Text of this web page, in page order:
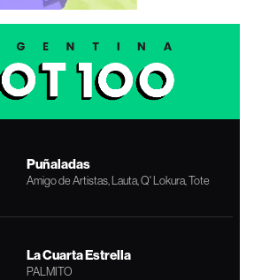
Puñaladas
Amigo de Artistas, Lauta, Q' Lokura, Tote
La Cuarta Estrella
PALMITO